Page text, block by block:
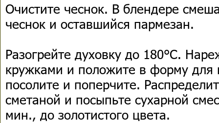
Очистите чеснок. В блендере
чеснок и оставшийся пармезан.
Разогрейте духовку до 180°С.
кружками и положите в форму для
посолите и поперчите.
сметаной и посыпьте сухарной
мин., до золотистого цвета.